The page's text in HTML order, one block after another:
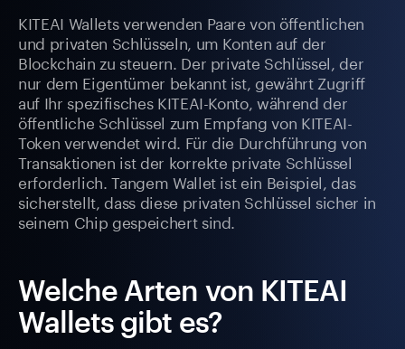
KITEAI Wallets verwenden Paare von öffentlichen
und privaten Schlüsseln, um Konten auf der
Blockchain zu steuern. Der private Schlüssel, der
nur dem Eigentümer bekannt ist, gewährt Zugriff
auf Ihr spezifisches KITEAI-Konto, während der
öffentliche Schlüssel zum Empfang von KITEAI-
Token verwendet wird. Für die Durchführung von
Transaktionen ist der korrekte private Schlüssel
erforderlich. Tangem Wallet ist ein Beispiel, das
sicherstellt, dass diese privaten Schlüssel sicher in
seinem Chip gespeichert sind.
Welche Arten von KITEAI
Wallets gibt es?